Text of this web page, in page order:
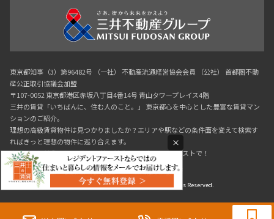
0120-321-719
9:30~18:00（水曜定休）
東京都知事（3）第96482号 （一社） 不動産流通経営協会会員 （公社） 首都圏不動
産公正取引協議会加盟
〒107-0052 東京都港区赤坂八丁目4番14号 青山タワープレイス4階
三井の賃貸「いちばんに、住む人のこと。」 東京都心を中心とした豊富な賃貸マン
ションのご紹介。
理想の高級賃貸物件は見つかりましたか？エリアや駅などの条件面を変えて検索す
ればきっと理想の物件に巡り合えます。
都心の高級賃貸物件探しは[三井の賃貸]レジデントファーストで！
Copyright © RESIDENT FIRST Co.,Ltd. All Rights Reserved.
×